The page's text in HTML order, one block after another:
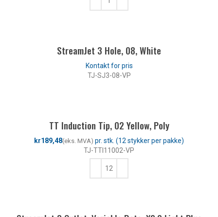
StreamJet 3 Hole, 08, White
TJ-SJ3-08-VP
TT Induction Tip, 02 Yellow, Poly
kr
TJ-TTI11002-VP